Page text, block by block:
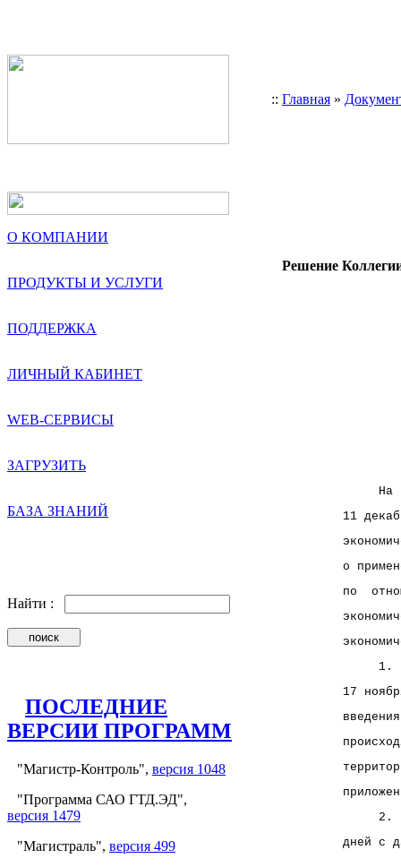
:: Главная »
О КОМПАНИИ
ПРОДУКТЫ И УСЛУГИ
ПОДДЕРЖКА
ЛИЧНЫЙ КАБИНЕТ
WEB-СЕРВИСЫ
ЗАГРУЗИТЬ
БАЗА ЗНАНИЙ
Найти :
ПОСЛЕДНИЕ
ВЕРСИИ ПРОГРАММ
"Магистр-Контроль", версия 1048
"Программа САО ГТД.ЭД",
версия 1479
"Магистраль", версия 499
Решение
На
11
о
по
1.
17
2.
дней с